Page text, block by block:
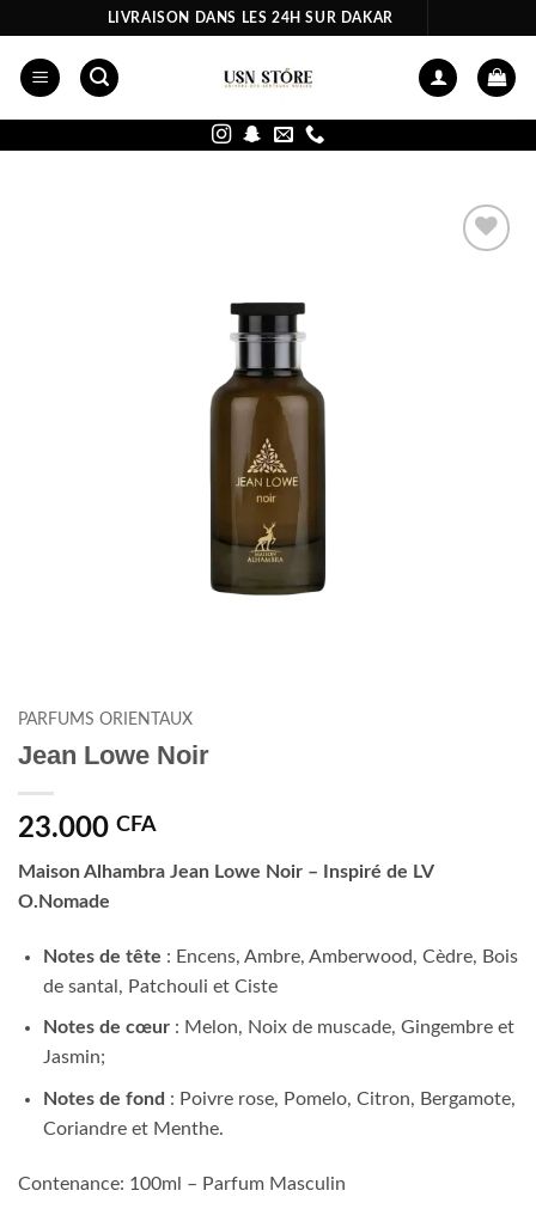
contenu
LIVRAISON DANS LES 24H SUR DAKAR
PARFUMS ORIENTAUX
Jean Lowe Noir
23.000 CFA
Maison Alhambra Jean Lowe Noir –
Inspiré de LV
O.Nomade
Notes de tête : Encens, Ambre, Amberwood, Cèdre, Bois
de santal, Patchouli et Ciste
Notes de cœur: Melon, Noix de muscade, Gingembre et
Jasmin;
Notes de fond : Poivre rose, Pomelo, Citron, Bergamote,
Coriandre et Menthe.
Contenance: 100ml – Parfum Masculin